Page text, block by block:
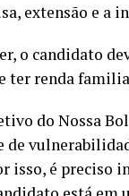
extensão e a
o candidato
e ter renda
do Nossa
isso, é preciso